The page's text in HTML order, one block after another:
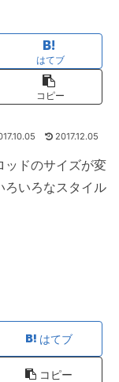
はてブ
コピー
2017.12.05
ッドのサイズが変
ろいろなスタイル
はてブ
コピー